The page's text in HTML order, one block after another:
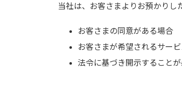
当社は、お客さまよりお預かりし
お客さまの同意がある場合
お客さまが希望されるサー
法令に基づき開示すること